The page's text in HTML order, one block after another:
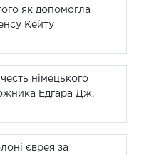
як допомогла
Кейту
німецького
Едгара Дж.
єврея за